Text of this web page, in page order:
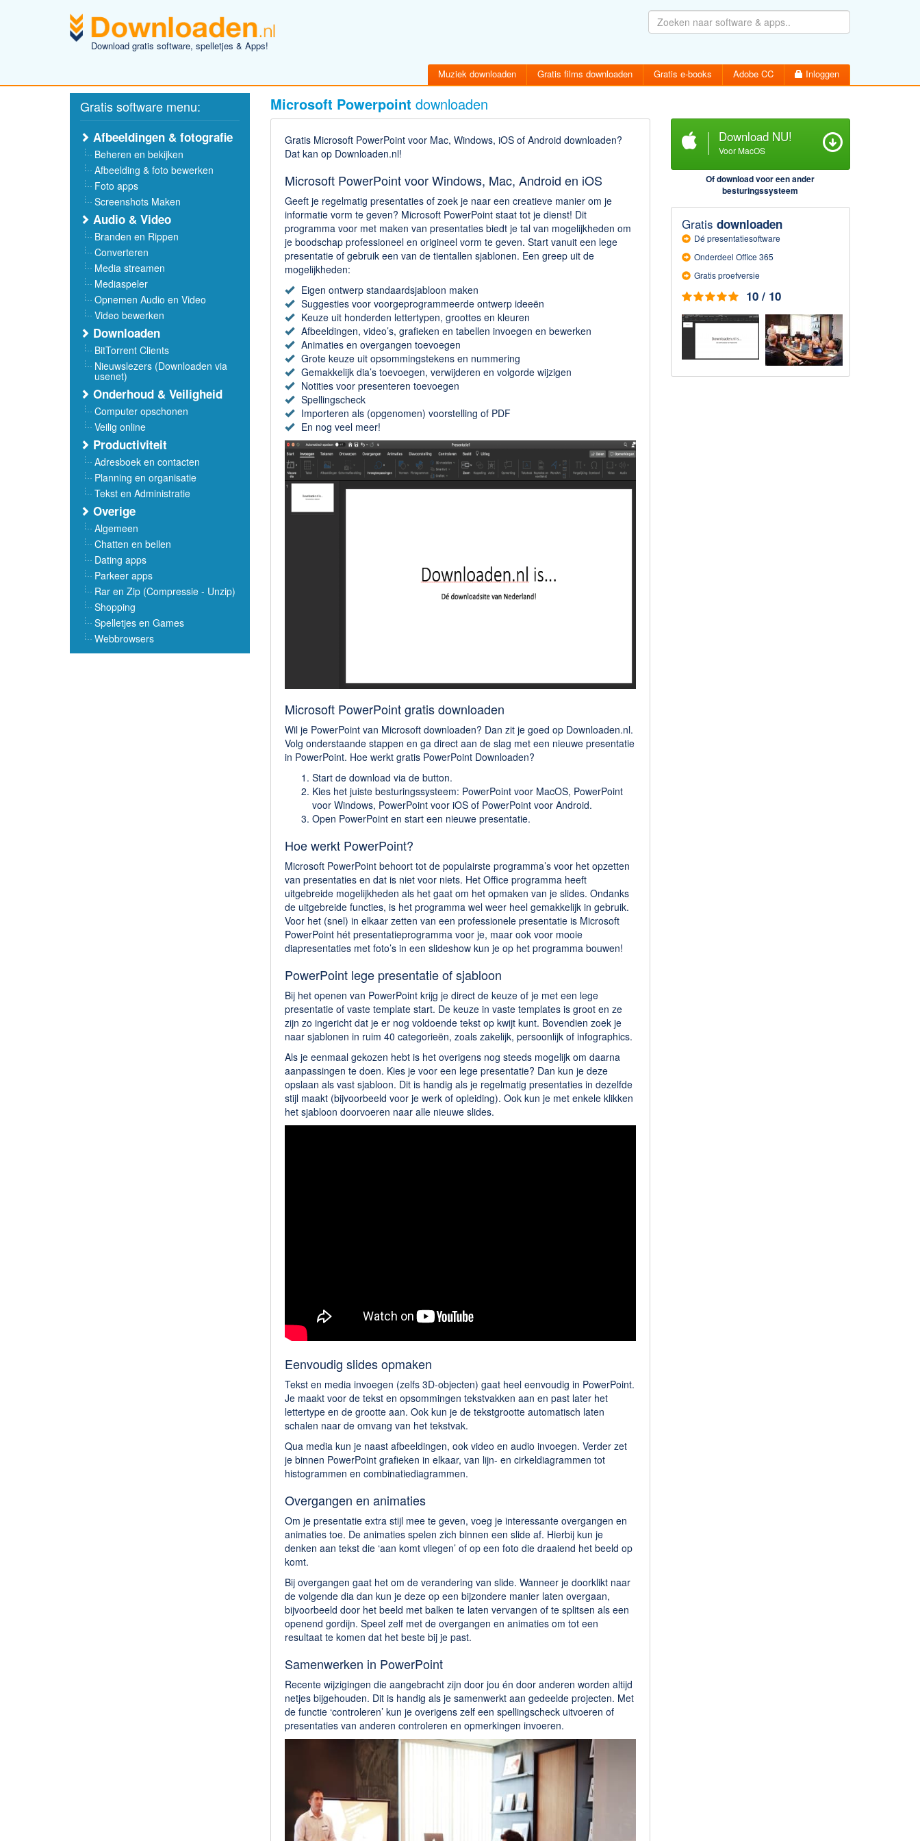
Download gratis software, spelletjes & Apps!
Muziek downloaden Gratis films downloaden Gratis e-books Adobe CC Inloggen
Inloggen
Wachtwoord vergeten
Activatiemail hersturen
Gratis software menu:
Afbeeldingen & fotografie
Beheren en bekijken
Afbeelding & foto bewerken
Foto apps
Screenshots Maken
Audio & Video
Branden en Rippen
Converteren
Media streamen
Mediaspeler
Opnemen Audio en Video
Video bewerken
Downloaden
BitTorrent Clients
Nieuwslezers (Downloaden via
usenet)
Onderhoud & Veiligheid
Computer opschonen
Veilig online
Productiviteit
Adresboek en contacten
Planning en organisatie
Tekst en Administratie
Overige
Algemeen
Chatten en bellen
Dating apps
Parkeer apps
Rar en Zip (Compressie - Unzip)
Shopping
Spelletjes en Games
Webbrowsers
Microsoft Powerpoint downloaden
Download NU!
Voor MacOS
Of download voor een ander
besturingssysteem
Gratis downloaden
Dé presentatie­software
Onderdeel Office 365
Gratis proefversie
10 / 10
Gratis Microsoft PowerPoint voor Mac, Windows, iOS of Android downloaden?
Dat kan op Downloaden.nl!
Microsoft PowerPoint voor Windows, Mac, Android en iOS
Geeft je regelmatig presentaties of zoek je naar een creatieve manier om je
informatie vorm te geven? Microsoft PowerPoint staat tot je dienst! Dit
programma voor met maken van presentaties biedt je tal van mogelijkheden om
je boodschap professioneel en origineel vorm te geven. Start vanuit een lege
presentatie of gebruik een van de tientallen sjablonen. Een greep uit de
mogelijkheden:
Eigen ontwerp standaardsjabloon maken
Suggesties voor voorgeprogrammeerde ontwerp ideeën
Keuze uit honderden lettertypen, groottes en kleuren
Afbeeldingen, video’s, grafieken en tabellen invoegen en bewerken
Animaties en overgangen toevoegen
Grote keuze uit opsommingstekens en nummering
Gemakkelijk dia’s toevoegen, verwijderen en volgorde wijzigen
Notities voor presenteren toevoegen
Spellingscheck
Importeren als (opgenomen) voorstelling of PDF
En nog veel meer!
Microsoft PowerPoint gratis downloaden
Wil je PowerPoint van Microsoft downloaden? Dan zit je goed op Downloaden.nl.
Volg onderstaande stappen en ga direct aan de slag met een nieuwe presentatie
in PowerPoint. Hoe werkt gratis PowerPoint Downloaden?
Start de download via de button.
Kies het juiste besturingssysteem: PowerPoint voor MacOS, PowerPoint
voor Windows, PowerPoint voor iOS of PowerPoint voor Android.
Open PowerPoint en start een nieuwe presentatie.
Hoe werkt PowerPoint?
Microsoft PowerPoint behoort tot de populairste programma’s voor het opzetten
van presentaties en dat is niet voor niets. Het Office programma heeft
uitgebreide mogelijkheden als het gaat om het opmaken van je slides. Ondanks
de uitgebreide functies, is het programma wel weer heel gemakkelijk in gebruik.
Voor het (snel) in elkaar zetten van een professionele presentatie is Microsoft
PowerPoint hét presentatieprogramma voor je, maar ook voor mooie
diapresentaties met foto’s in een slideshow kun je op het programma bouwen!
PowerPoint lege presentatie of sjabloon
Bij het openen van PowerPoint krijg je direct de keuze of je met een lege
presentatie of vaste template start. De keuze in vaste templates is groot en ze
zijn zo ingericht dat je er nog voldoende tekst op kwijt kunt. Bovendien zoek je
naar sjablonen in ruim 40 categorieën, zoals zakelijk, persoonlijk of infographics.
Als je eenmaal gekozen hebt is het overigens nog steeds mogelijk om daarna
aanpassingen te doen. Kies je voor een lege presentatie? Dan kun je deze
opslaan als vast sjabloon. Dit is handig als je regelmatig presentaties in dezelfde
stijl maakt (bijvoorbeeld voor je werk of opleiding). Ook kun je met enkele klikken
het sjabloon doorvoeren naar alle nieuwe slides.
Eenvoudig slides opmaken
Tekst en media invoegen (zelfs 3D-objecten) gaat heel eenvoudig in PowerPoint.
Je maakt voor de tekst en opsommingen tekstvakken aan en past later het
lettertype en de grootte aan. Ook kun je de tekstgrootte automatisch laten
schalen naar de omvang van het tekstvak.
Qua media kun je naast afbeeldingen, ook video en audio invoegen. Verder zet
je binnen PowerPoint grafieken in elkaar, van lijn- en cirkeldiagrammen tot
histogrammen en combinatiediagrammen.
Overgangen en animaties
Om je presentatie extra stijl mee te geven, voeg je interessante overgangen en
animaties toe. De animaties spelen zich binnen een slide af. Hierbij kun je
denken aan tekst die ‘aan komt vliegen’ of op een foto die draaiend het beeld op
komt.
Bij overgangen gaat het om de verandering van slide. Wanneer je doorklikt naar
de volgende dia dan kun je deze op een bijzondere manier laten overgaan,
bijvoorbeeld door het beeld met balken te laten vervangen of te splitsen als een
openend gordijn. Speel zelf met de overgangen en animaties om tot een
resultaat te komen dat het beste bij je past.
Samenwerken in PowerPoint
Recente wijzigingen die aangebracht zijn door jou én door anderen worden altijd
netjes bijgehouden. Dit is handig als je samenwerkt aan gedeelde projecten. Met
de functie ‘controleren’ kun je overigens zelf een spellingscheck uitvoeren of
presentaties van anderen controleren en opmerkingen invoeren.